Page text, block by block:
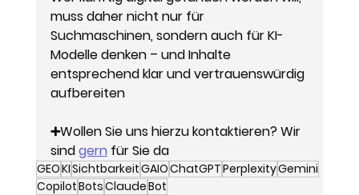
muss daher nicht nur für
Suchmaschinen, sondern auch für KI-
Modelle denken – und Inhalte
entsprechend klar und vertrauenswürdig
aufbereiten
➕Wollen Sie uns hierzu kontaktieren? Wir
sind gern für Sie da
GEOKISichtbarkeitGAIOChatGPTPerplexityGemini
CopilotBotsClaudeBot